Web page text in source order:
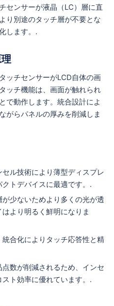
センサーが液晶（LC）層に直
り別途のタッチ層が不要とな
します。.
ッチセンサーがLCD自体の画
ッチ機能は、画面が触れられ
で動作します。統合設計によ
がらパネルの厚みを削減しま
セル技術により薄型ディスプレ
トデバイスに最適です。.
が少ないためより多くの光が透
より明るく鮮明になりま
統合化によりタッチ応答性と精
点数が削減されるため、インセ
ト効率に優れています。.